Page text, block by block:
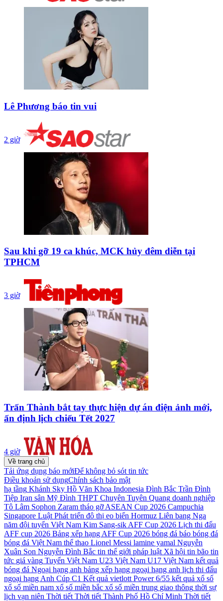
Lê Phương báo tin vui
2 giờ
Sau khi gỡ 19 ca khúc, MCK hủy đêm diễn tại
TPHCM
3 giờ
Trấn Thành bắt tay thực hiện dự án điện ảnh mới,
ấn định lịch chiếu Tết 2027
4 giờ
Về trang chủ
Tải ứng dụng báo mớiĐể không bỏ sót tin tức
Điều khoản sử dụngChính sách bảo mật
hạ tầng Khánh Sky Hồ Văn Khoa Indonesia Đình Bắc Trần Đình
Tiệp Iran sân Mỹ Đình THPT Chuyên Tuyên Quang doanh nghiệp
Tô Lâm Sophon Zaram tháo gỡ ASEAN Cup 2026 Campuchia
Singapore Luật Phát triển đô thị eo biển Hormuz Liên bang Nga
năm đội tuyển Việt Nam Kim Sang-sik AFF Cup 2026 Lịch thi đấu
AFF cup 2026 Bảng xếp hạng AFF Cup 2026 bóng đá báo bóng đá
bóng đá Việt Nam thể thao Lionel Messi lamine yamal Nguyễn
Xuân Son Nguyễn Đình Bắc tin thế giới pháp luật Xã hội tin bão tin
tức giá vàng Tuyển Việt Nam U23 Việt Nam U17 Việt Nam kết quả
bóng đá Ngoại hạng anh bảng xếp hạng ngoại hạng anh lịch thi đấu
ngoại hạng Anh Cúp C1 Kết quả vietlott Power 6/55 kết quả xổ số
xổ số miền nam xổ số miền bắc xổ số miền trung giao thông thời sự
lịch vạn niên Thời tiết Thời tiết Thành Phố Hồ Chí Minh Thời tiết